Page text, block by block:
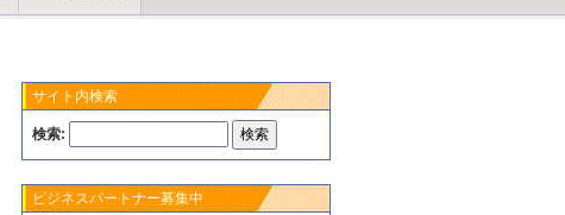
サイト内検索
検索:
ビジネスパートナー募集中